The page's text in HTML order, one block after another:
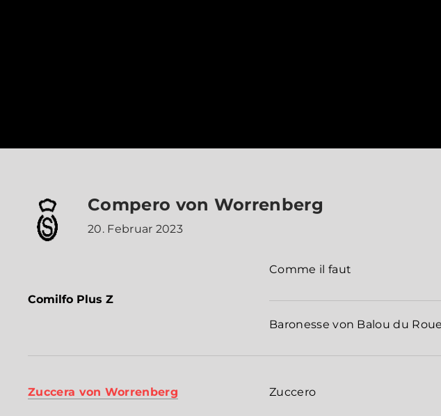
Compero von Worrenberg
20. Februar 2023
Comilfo Plus Z
Comme il faut
Baronesse von Balou du
Zuccera von Worrenberg Zuccero